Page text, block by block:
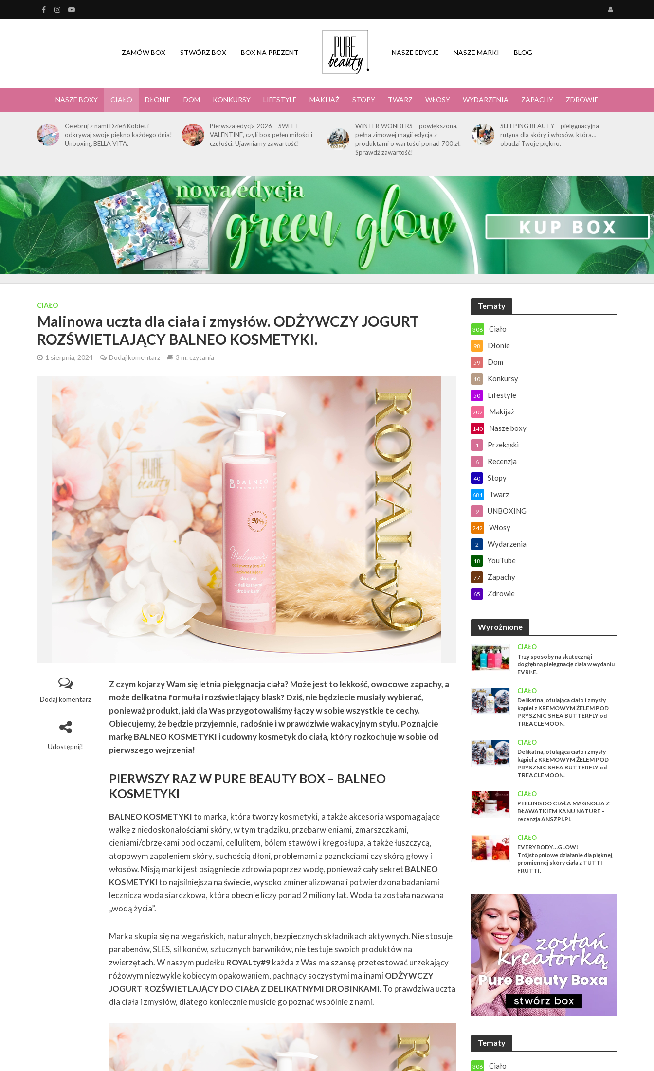
ZAMÓW BOX STWÓRZ BOX BOX NA PREZENT NASZE EDYCJE NASZE MARKI BLOG
NASZE BOXY CIAŁO DŁONIE DOM KONKURSY LIFESTYLE MAKIJAŻ STOPY TWARZ WŁOSY WYDARZENIA ZAPACHY ZDROWIE
Celebruj z nami Dzień Kobiet i
odkrywaj swoje piękno każdego dnia!
Unboxing BELLA VITA.
Pierwsza edycja 2026 – SWEET
VALENTINE, czyli box pełen miłości i
czułości. Ujawniamy zawartość!
WINTER WONDERS – powiększona,
pełna zimowej magii edycja z
produktami o wartości ponad 700 zł.
Sprawdź zawartość!
SLEEPING BEAUTY – pielęgnacyjna
rutyna dla skóry i włosów, która…
obudzi Twoje piękno.
CIAŁO
Malinowa uczta dla ciała i zmysłów. ODŻYWCZY JOGURT
ROZŚWIETLAJĄCY BALNEO KOSMETYKI.
1 sierpnia, 2024 Dodaj komentarz 3 m. czytania
Dodaj komentarz
Udostępnij!
Z czym kojarzy Wam się letnia pielęgnacja ciała? Może jest to lekkość, owocowe zapachy, a
może delikatna formuła i rozświetlający blask? Dziś, nie będziecie musiały wybierać,
ponieważ produkt, jaki dla Was przygotowaliśmy łączy w sobie wszystkie te cechy.
Obiecujemy, że będzie przyjemnie, radośnie i w prawdziwie wakacyjnym stylu. Poznajcie
markę BALNEO KOSMETYKI i cudowny kosmetyk do ciała, który rozkochuje w sobie od
pierwszego wejrzenia!
PIERWSZY RAZ W PURE BEAUTY BOX – BALNEO
KOSMETYKI
BALNEO KOSMETYKIto marka, która tworzy kosmetyki, a także akcesoria wspomagające
walkę z niedoskonałościami skóry, w tym trądziku, przebarwieniami, zmarszczkami,
cieniami/obrzękami pod oczami, cellulitem, bólem stawów i kręgosłupa, a także łuszczycą,
atopowym zapaleniem skóry, suchością dłoni, problemami z paznokciami czy skórą głowy i
włosów. Misją marki jest osiągniecie zdrowia poprzez wodę, ponieważ cały sekret BALNEO
KOSMETYKIto najsilniejsza na świecie, wysoko zmineralizowana i potwierdzona badaniami
lecznicza woda siarczkowa, która obecnie liczy ponad 2 miliony lat. Woda ta została nazwana
„wodą życia”.
Marka skupia się na wegańskich, naturalnych, bezpiecznych składnikach aktywnych. Nie stosuje
parabenów, SLES, silikonów, sztucznych barwników, nie testuje swoich produktów na
zwierzętach. W naszym pudełku ROYALty#9każda z Was ma szansę przetestować urzekający
różowym niezwykle kobiecym opakowaniem, pachnący soczystymi malinamiODŻYWCZY
JOGURT ROZŚWIETLAJĄCY DO CIAŁA Z DELIKATNYMI DROBINKAMI. To prawdziwa uczta
dla ciała i zmysłów, dlatego koniecznie musicie go poznać wspólnie z nami.
Tematy
Ciało
306
Dłonie
98
Dom
59
Konkursy
10
Lifestyle
50
Makijaż
202
Nasze boxy
140
Przekąski
1
Recenzja
6
Stopy
40
Twarz
681
UNBOXING
9
Włosy
242
Wydarzenia
2
YouTube
18
Zapachy
77
Zdrowie
65
Wyróżnione
CIAŁO
Trzy sposoby na skuteczną i
dogłębną pielęgnację ciała w wydaniu
EVRĒE.
CIAŁO
Delikatna, otulająca ciało i zmysły
kąpiel z KREMOWYM ŻELEM POD
PRYSZNIC SHEA BUTTERFLY od
TREACLEMOON.
CIAŁO
Delikatna, otulająca ciało i zmysły
kąpiel z KREMOWYM ŻELEM POD
PRYSZNIC SHEA BUTTERFLY od
TREACLEMOON.
CIAŁO
PEELING DO CIAŁA MAGNOLIA Z
BŁAWATKIEM KANU NATURE –
recenzja ANSZPI.PL
CIAŁO
EVERYBODY…GLOW!
Trójstopniowe działanie dla pięknej,
promiennej skóry ciała z TUTTI
FRUTTI.
Tematy
Ciało
306